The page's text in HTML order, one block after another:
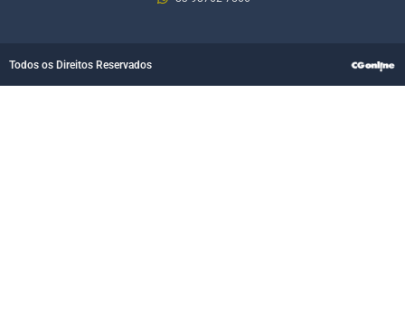
Todos os Direitos Reservados